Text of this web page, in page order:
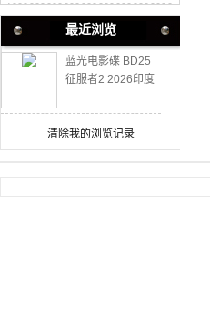
最近浏览
蓝光电影碟 BD25
征服者2 2026印度
清除我的浏览记录